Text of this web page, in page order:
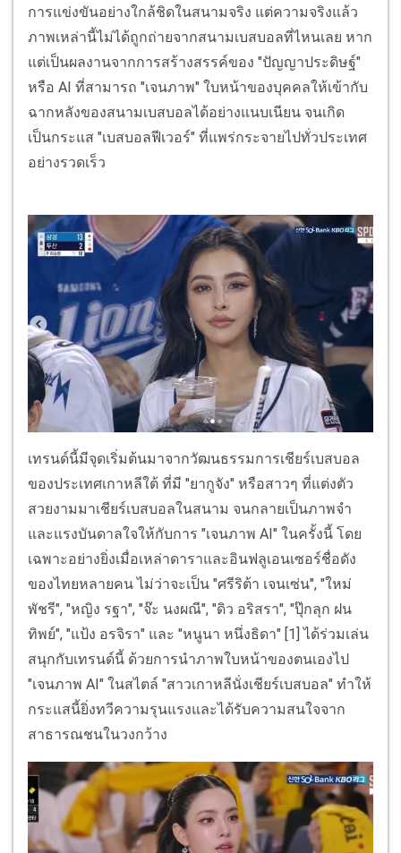
การแข่งขันอย่างใกล้ชิดในสนามจริง แต่ความจริงแล้ว
ภาพเหล่านี้ไม่ได้ถูกถ่ายจากสนามเบสบอลที่ไหนเลย หาก
แต่เป็นผลงานจากการสร้างสรรค์ของ "ปัญญาประดิษฐ์"
หรือ AI ที่สามารถ "เจนภาพ" ใบหน้าของบุคคลให้เข้ากับ
ฉากหลังของสนามเบสบอลได้อย่างแนบเนียน จนเกิด
เป็นกระแส "เบสบอลฟีเวอร์" ที่แพร่กระจายไปทั่วประเทศ
อย่างรวดเร็ว
เทรนด์นี้มีจุดเริ่มต้นมาจากวัฒนธรรมการเชียร์เบสบอล
ของประเทศเกาหลีใต้ ที่มี "ยากูจัง" หรือสาวๆ ที่แต่งตัว
สวยงามมาเชียร์เบสบอลในสนาม จนกลายเป็นภาพจำ
และแรงบันดาลใจให้กับการ "เจนภาพ AI" ในครั้งนี้ โดย
เฉพาะอย่างยิ่งเมื่อเหล่าดาราและอินฟลูเอนเซอร์ชื่อดัง
ของไทยหลายคน ไม่ว่าจะเป็น "ศรีริต้า เจนเซ่น", "ใหม่
พัชรี", "หญิง รฐา", "จ๊ะ นงผณี", "ดิว อริสรา", "ปุ๊กลุก ฝน
ทิพย์", "แป้ง อรจิรา" และ "หนูนา หนึ่งธิดา" [1] ได้ร่วมเล่น
สนุกกับเทรนด์นี้ ด้วยการนำภาพใบหน้าของตนเองไป
"เจนภาพ AI" ในสไตล์ "สาวเกาหลีนั่งเชียร์เบสบอล" ทำให้
กระแสนี้ยิ่งทวีความรุนแรงและได้รับความสนใจจาก
สาธารณชนในวงกว้าง